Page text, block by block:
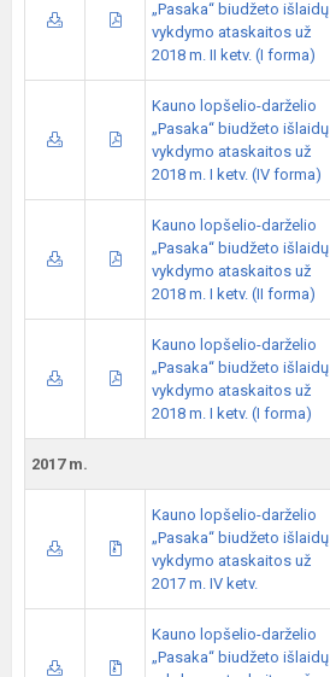
„Pasaka“ biudžeto išlaidų
vykdymo ataskaitos už
2018 m. II ketv. (I forma)
Kauno lopšelio-darželio
„Pasaka“ biudžeto išlaidų
vykdymo ataskaitos už
2018 m. I ketv. (IV forma)
Kauno lopšelio-darželio
„Pasaka“ biudžeto išlaidų
vykdymo ataskaitos už
2018 m. I ketv. (II forma)
Kauno lopšelio-darželio
„Pasaka“ biudžeto išlaidų
vykdymo ataskaitos už
2018 m. I ketv. (I forma)
2017 m.
Kauno lopšelio-darželio
„Pasaka“ biudžeto išlaidų
vykdymo ataskaitos už
2017 m. IV ketv.
Kauno lopšelio-darželio
„Pasaka“ biudžeto išlaidų